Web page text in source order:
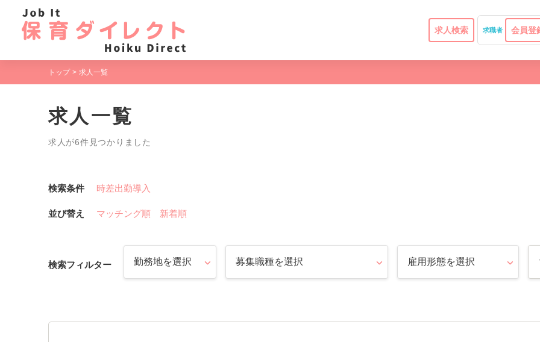
求人検索 求職者 会員登
トップ 求人一覧
求人一覧
求人が6件見つかりました
検索条件 時差出勤導入
並び替え マッチング順 新着順
検索フィルター